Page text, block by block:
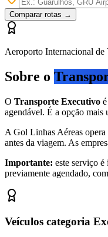
Comparar rotas →
Aeroporto Internacional de
Sobre o
O Transporte Executivo
agendável. É a opção mais
A Gol Linhas Aéreas
antes da viagem. As
Importante: este serviço é
previamente agendado,
Veículos categoria